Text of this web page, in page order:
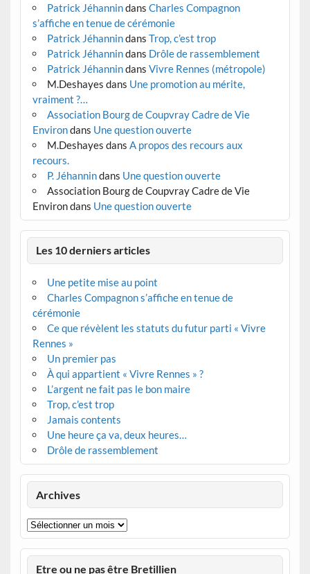
Patrick Jéhannindans Charles Compagnon
s’affiche en tenue de cérémonie
Patrick Jéhannindans Trop, c’est trop
Patrick Jéhannindans Drôle de rassemblement
Patrick Jéhannindans Vivre Rennes (métropole)
M.Deshayes dans Une promotion au mérite,
vraiment ?…
Association Bourg de Coupvray Cadre de Vie
Environdans Une question ouverte
M.Deshayes dans A propos des recours aux
recours.
P. Jéhannindans Une question ouverte
Association Bourg de Coupvray Cadre de Vie
Environdans Une question ouverte
Les 10 derniers articles
Une petite mise au point
Charles Compagnon s’affiche en tenue de
cérémonie
Ce que révèlent les statuts du futur parti « Vivre
Rennes »
Un premier pas
À qui appartient « Vivre Rennes » ?
L’argent ne fait pas le bon maire
Trop, c’est trop
Jamais contents
Une heure ça va, deux heures…
Drôle de rassemblement
Archives
Archives
Etre ou ne pas être Bretillien